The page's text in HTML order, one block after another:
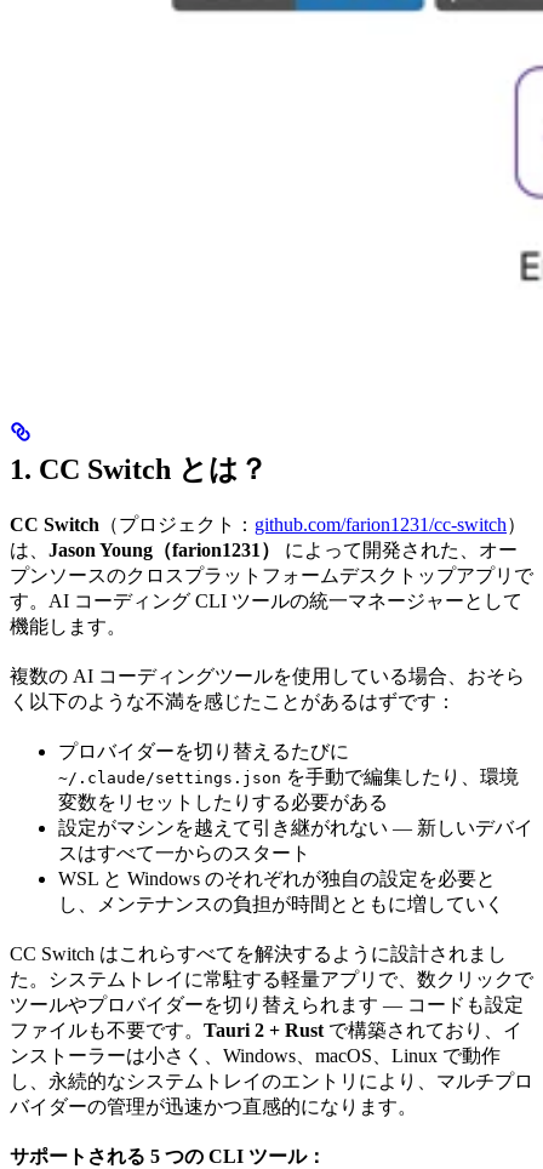
1. CC Switch とは？
CC Switch （プロジェクト： github.com/farion1231/cc-switch）
は、 Jason Young（farion1231）
によって開発された、オー
プンソースのクロスプラットフォームデスクトップアプリで
す。AI コーディング CLI ツールの統一マネージャーとして
機能します。
複数の AI コーディングツールを使用している場合、おそら
く以下のような不満を感じたことがあるはずです：
プロバイダーを切り替えるたびに
~/.claude/settings.json を手動で編集したり、環境
変数をリセットしたりする必要がある
設定がマシンを越えて引き継がれない — 新しいデバイ
スはすべて一からのスタート
WSL と Windows のそれぞれが独自の設定を必要と
し、メンテナンスの負担が時間とともに増していく
CC Switch はこれらすべてを解決するように設計されまし
た。システムトレイに常駐する軽量アプリで、数クリックで
ツールやプロバイダーを切り替えられます — コードも設定
ファイルも不要です。 Tauri 2 + Rust で構築されており、イ
ンストーラーは小さく、Windows、macOS、Linux で動作
し、永続的なシステムトレイのエントリにより、マルチプロ
バイダーの管理が迅速かつ直感的になります。
サポートされる 5 つの CLI ツール：